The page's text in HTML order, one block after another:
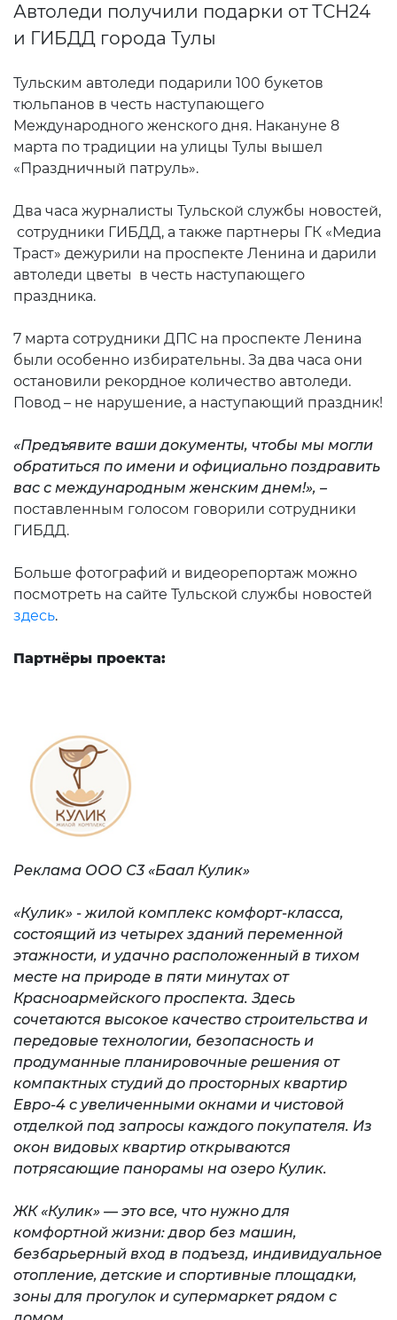
Автоледи получили подарки от ТСН24
и ГИБДД города Тулы
Тульским автоледи подарили 100 букетов
тюльпанов в честь наступающего
Международного женского дня. Накануне 8
марта по традиции на улицы Тулы вышел
«Праздничный патруль».
Два часа журналисты Тульской службы новостей,
сотрудники ГИБДД, а также партнеры ГК «Медиа
Траст» дежурили на проспекте Ленина и дарили
автоледи цветы в честь наступающего
праздника.
7 марта сотрудники ДПС на проспекте Ленина
были особенно избирательны. За два часа они
остановили рекордное количество автоледи.
Повод – не нарушение, а наступающий праздник!
«Предъявите ваши документы, чтобы мы могли
обратиться по имени и официально поздравить
вас с международным женским днем!», –
поставленным голосом говорили сотрудники
ГИБДД.
Больше фотографий и видеорепортаж можно
посмотреть на сайте Тульской службы новостей
здесь.
Партнёры проекта:
Реклама ООО С3 «Баал Кулик»
«Кулик» - жилой комплекс комфорт-класса,
состоящий из четырех зданий переменной
этажности, и удачно расположенный в тихом
месте на природе в пяти минутах от
Красноармейского проспекта. Здесь
сочетаются высокое качество строительства и
передовые технологии, безопасность и
продуманные планировочные решения от
компактных студий до просторных квартир
Евро-4 с увеличенными окнами и чистовой
отделкой под запросы каждого покупателя. Из
окон видовых квартир открываются
потрясающие панорамы на озеро Кулик.
ЖК «Кулик» — это все, что нужно для
комфортной жизни: двор без машин,
безбарьерный вход в подъезд, индивидуальное
отопление, детские и спортивные площадки,
зоны для прогулок и супермаркет рядом с